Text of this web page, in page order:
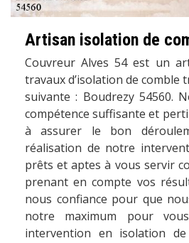
Artisan isolation de
Couvreur Alves 54 est un
travaux d’isolation de comble
suivante : Boudrezy 54560.
compétence suffisante et
à assurer le bon
réalisation de notre
prêts et aptes à vous servir
prenant en compte vos
nous confiance pour que
notre maximum pour
intervention en isolation